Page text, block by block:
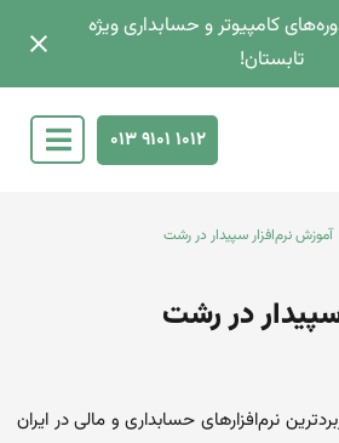
دوره‌های کامپیوتر و حسابداری ویژه
تابستان!
013 9101 1012
آموزش نرم‌افزار سپیدار در رشت
در رشت
نرم‌افزارهای حسابداری و مالی در ایران